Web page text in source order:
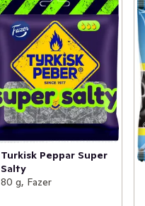
Turkisk Peppar Super
Salty
80 g, Fazer